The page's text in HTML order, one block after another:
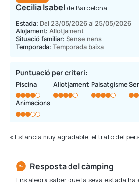
Cecilia Isabel de Barcelona
Estada: Del 23/05/2026 al 25/05/2026
Alojament: Allotjament
Situació familiar: Sense nens
Temporada: Temporada baixa
Puntuació per criteri:
Piscina Allotjament Paisatgisme
Animacions
« Estancia muy agradable, el trato del
Resposta del càmping
Ens alegra saber que la seva estada